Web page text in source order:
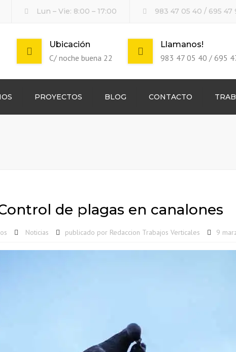
Lun – Vie: 8:00 – 17:00 983 47 05 40 / 695 47
Ubicación
C/ noche buena 22
Llamanos!
983 47 05 40 / 695
PROYECTOS BLOG CONTACTO
de plagas en canalones
Noticias publicado por Redaccion Trabajos Verticales 9